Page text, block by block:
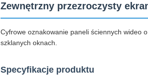
Zewnętrzny przezroczysty
Cyfrowe oznakowanie paneli ściennych wideo
szklanych oknach.
Specyfikacje produktu